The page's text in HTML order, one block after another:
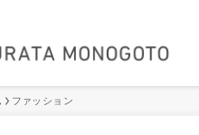
ファッション